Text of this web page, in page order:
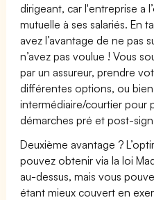
dirigeant, car l'entreprise a
mutuelle à ses salariés. En
avez l’avantage de ne pas
n’avez pas voulue ! Vous
par un assureur, prendre
différentes options, ou
intermédiaire/courtier pour
démarches pré et post-
Deuxième avantage ?
pouvez obtenir via la loi
au-dessus, mais vous
étant mieux couvert en